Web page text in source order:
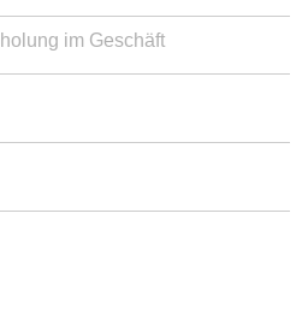
im Geschäft